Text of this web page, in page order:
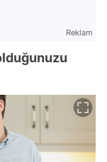
Reklam